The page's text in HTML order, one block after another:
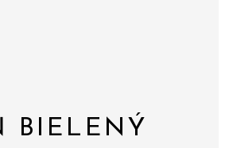
BIELENÝ